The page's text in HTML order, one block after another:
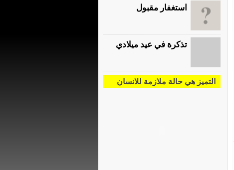
استغفار مقبول
تذكرة في عيد ميلادي
التميز هي حالة ملازمة للانسان